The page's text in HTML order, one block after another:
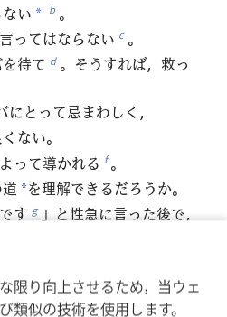
限り向上させるため，当ウェ
類似の技術を使用します。
い * b 。
ってはならない c 。
待て d 。そうすれば，救っ
にとって忌まわしく，
ない。
って導かれる f 。
*を理解できるだろうか。
す g 」と性急に言った後で，
慮するのは，わなとなる
るい分け i ，
走らせて脱穀する
。